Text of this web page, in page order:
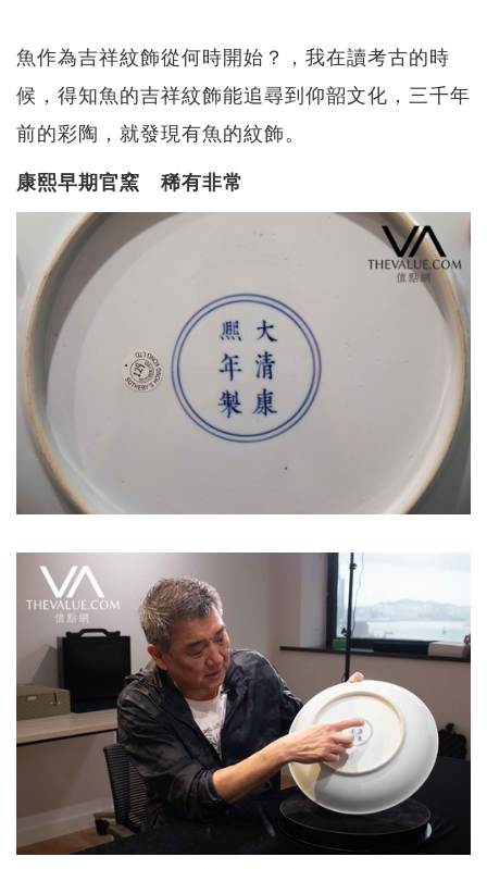
魚作為吉祥紋飾從何時開始？，我在讀考古的時
候，得知魚的吉祥紋飾能追尋到仰韶文化，三千年
前的彩陶，就發現有魚的紋飾。
康熙早期官窯 稀有非常